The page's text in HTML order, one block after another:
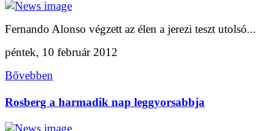
Fernando Alonso végzett az élen a jerezi teszt utolsó...
péntek, 10 február 2012
Bővebben
Rosberg a harmadik nap leggyorsabbja